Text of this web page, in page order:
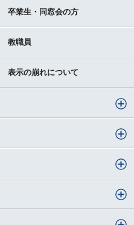
卒業生・同窓会の方
教職員
表示の崩れについて